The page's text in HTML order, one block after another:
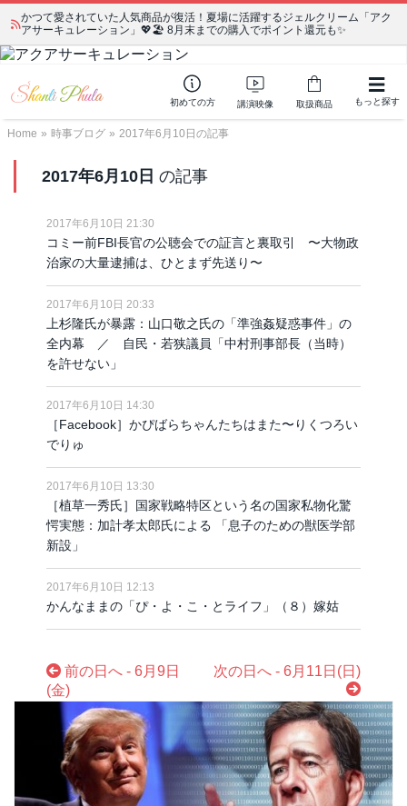
かつて愛されていた人気商品が復活！夏場に活躍するジェルクリーム「アク
アサーキュレーション」💖🏖️ 8月末までの購入でポイント還元も✨
初めての方 講演映像 取扱商品 もっと探す
Home » 時事ブログ » 2017年6月10日の記事
2017年6月10日 の記事
2017年6月10日 21:30
コミー前FBI長官の公聴会での証言と裏取引 〜大物政
治家の大量逮捕は、ひとまず先送り〜
2017年6月10日 20:33
上杉隆氏が暴露：山口敬之氏の「準強姦疑惑事件」の
全内幕 ／ 自民・若狭議員「中村刑事部長（当時）
を許せない」
2017年6月10日 14:30
［Facebook］かぴばらちゃんたちはまた〜りくつろい
でりゅ
2017年6月10日 13:30
［植草一秀氏］国家戦略特区という名の国家私物化驚
愕実態：加計孝太郎氏による 「息子のための獣医学部
新設」
2017年6月10日 12:13
かんなままの「ぴ・よ・こ・とライフ」（８）嫁姑
前の日へ - 6月9日
(金)
次の日へ - 6月11日(日)